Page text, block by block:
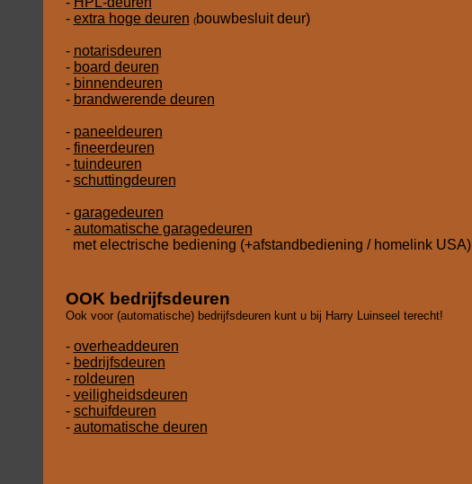
- extra hoge deuren (bouwbesluit deur)
- notarisdeuren
- board deuren
- binnendeuren
- brandwerende deuren
- paneeldeuren
- fineerdeuren
- tuindeuren
- schuttingdeuren
- garagedeuren
- automatische garagedeuren
met electrische bediening (+afstandbediening / homelink USA)
OOK bedrijfsdeuren
Ook voor (automatische) bedrijfsdeuren kunt u bij Harry Luinseel terecht!
- overheaddeuren
- bedrijfsdeuren
- roldeuren
- veiligheidsdeuren
- schuifdeuren
- automatische deuren